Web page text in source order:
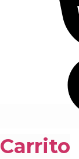
Carrito